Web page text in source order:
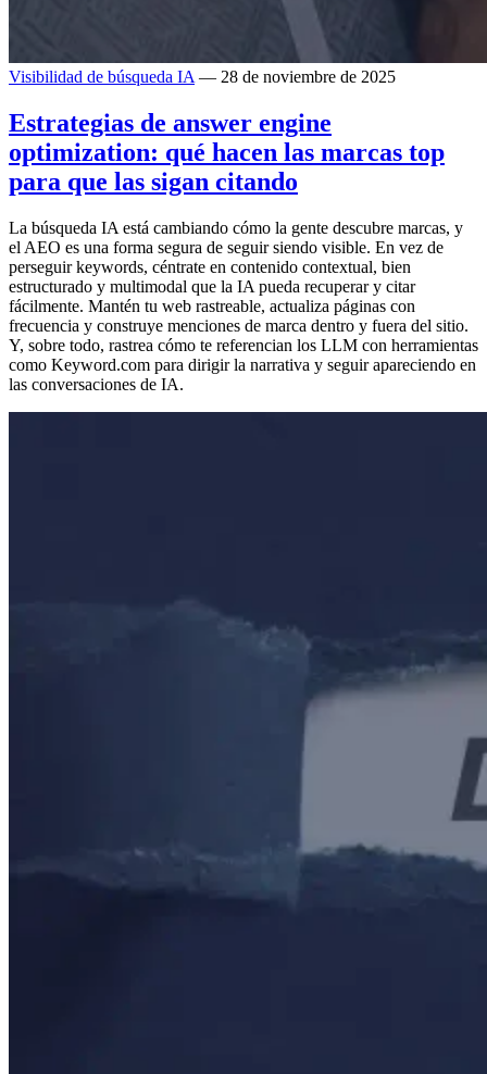
Visibilidad de búsqueda IA — 28 de noviembre de 2025
Estrategias de answer engine
optimization: qué hacen las marcas top
para que las sigan citando
La búsqueda IA está cambiando cómo la gente descubre marcas, y
el AEO es una forma segura de seguir siendo visible. En vez de
perseguir keywords, céntrate en contenido contextual, bien
estructurado y multimodal que la IA pueda recuperar y citar
fácilmente. Mantén tu web rastreable, actualiza páginas con
frecuencia y construye menciones de marca dentro y fuera del sitio.
Y, sobre todo, rastrea cómo te referencian los LLM con herramientas
como Keyword.com para dirigir la narrativa y seguir apareciendo en
las conversaciones de IA.